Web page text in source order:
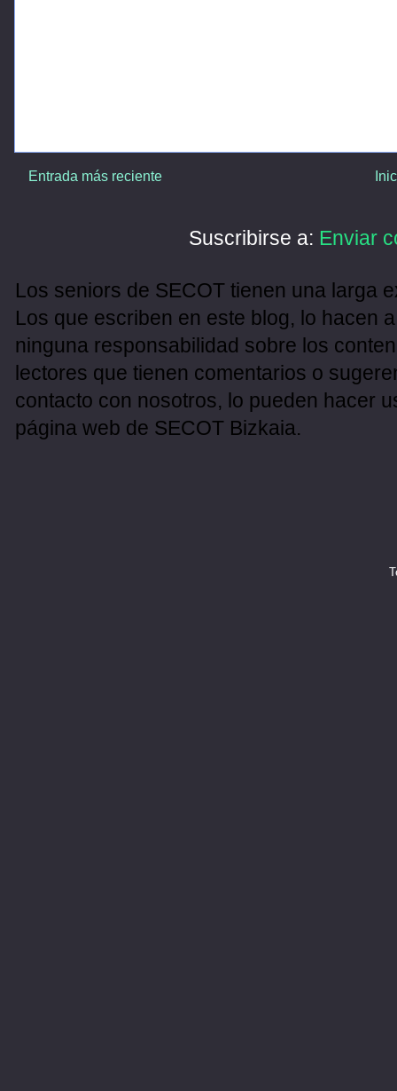
Entrada más reciente
Suscribirse a: Enviar
Los seniors de SECOT tienen una larga
Los que escriben en este blog, lo hacen
ninguna responsabilidad sobre los
lectores que tienen comentarios o
contacto con nosotros, lo pueden hacer
página web de SECOT Bizkaia.